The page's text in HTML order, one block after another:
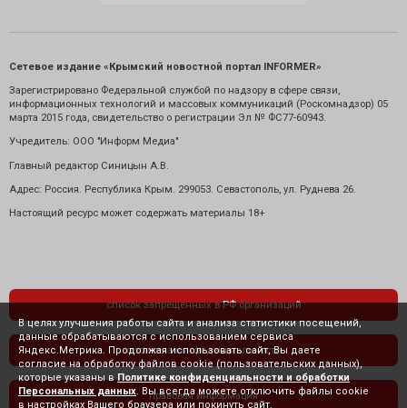
Сетевое издание «Крымский новостной портал INFORMER»
Зарегистрировано Федеральной службой по надзору в сфере связи,
информационных технологий и массовых коммуникаций (Роскомнадзор) 05
марта 2015 года, свидетельство о регистрации Эл № ФС77-60943.
Учредитель: ООО "Информ Медиа"
Главный редактор Синицын А.В.
Адрес: Россия. Республика Крым. 299053. Севастополь, ул. Руднева 26.
Настоящий ресурс может содержать материалы 18+
список запрещенных в РФ организаций
политика конфиденциальности
правовая информация
В целях улучшения работы сайта и анализа статистики посещений,
данные обрабатываются с использованием сервиса
Яндекс.Метрика. Продолжая использовать сайт, Вы даете
согласие на обработку файлов cookie (пользовательских данных),
которые указаны в Политике конфиденциальности и обработки
Персональных данных . Вы всегда можете отключить файлы cookie
в настройках Вашего браузера или покинуть сайт.